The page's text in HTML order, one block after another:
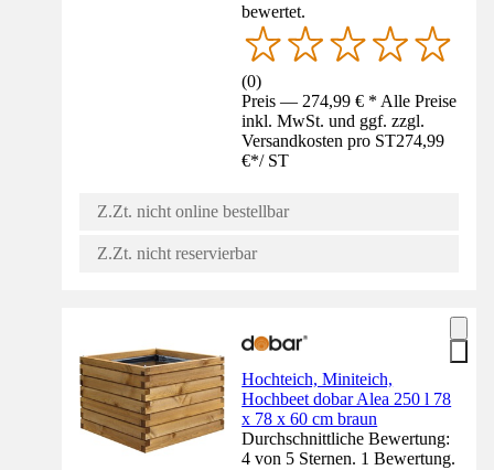
bewertet.
(0)
Preis — 274,99 € * Alle Preise
inkl. MwSt. und ggf. zzgl.
Versandkosten pro ST274,99
€*/ ST
Z.Zt. nicht online bestellbar
Z.Zt. nicht reservierbar
Hochteich, Miniteich,
Hochbeet dobar Alea 250 l 78
x 78 x 60 cm braun
Durchschnittliche Bewertung:
4 von 5 Sternen. 1 Bewertung.